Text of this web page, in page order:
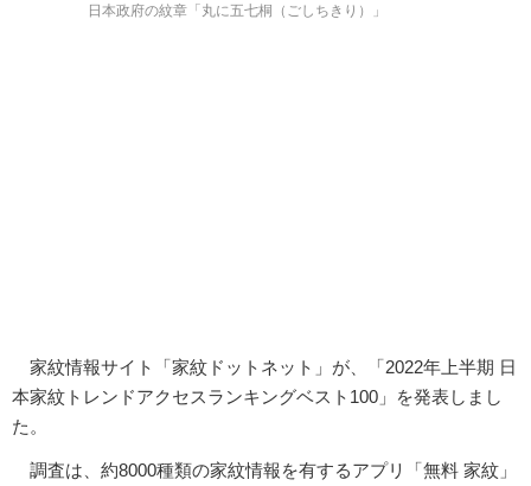
日本政府の紋章「丸に五七桐（ごしちきり）」
家紋情報サイト「家紋ドットネット」が、「2022年上半期 日
本家紋トレンドアクセスランキングベスト100」を発表しまし
た。
調査は、約8000種類の家紋情報を有するアプリ「無料 家紋」